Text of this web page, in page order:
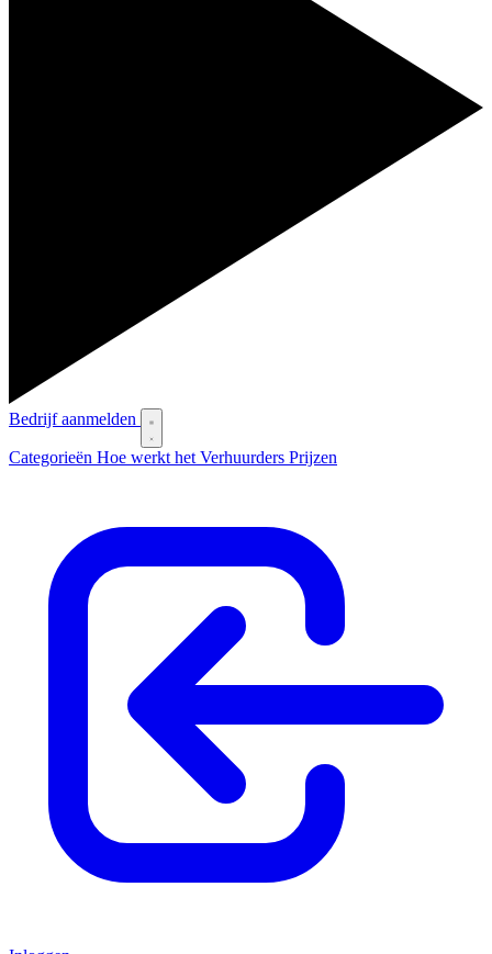
Bedrijf aanmelden
Categorieën Hoe werkt het Verhuurders Prijzen